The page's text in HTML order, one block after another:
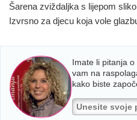
Šarena zviždaljka s lijepom
Izvrsno za djecu koja vole
Imate li pitanja
vam na
kako biste